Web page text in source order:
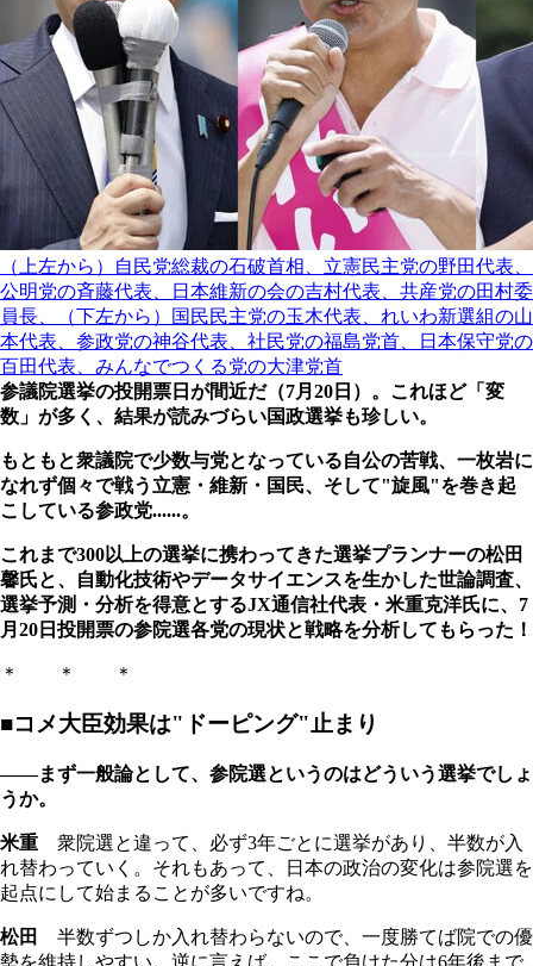
（上左から）自民党総裁の石破首相、立憲民主党の野田代表、
公明党の斉藤代表、日本維新の会の吉村代表、共産党の田村委
員長、（下左から）国民民主党の玉木代表、れいわ新選組の山
本代表、参政党の神谷代表、社民党の福島党首、日本保守党の
百田代表、みんなでつくる党の大津党首
参議院選挙の投開票日が間近だ（7月20日）。これほど「変
数」が多く、結果が読みづらい国政選挙も珍しい。
もともと衆議院で少数与党となっている自公の苦戦、一枚岩に
なれず個々で戦う立憲・維新・国民、そして"旋風"を巻き起
こしている参政党......。
これまで300以上の選挙に携わってきた選挙プランナーの松田
馨氏と、自動化技術やデータサイエンスを生かした世論調査、
選挙予測・分析を得意とするJX通信社代表・米重克洋氏に、7
月20日投開票の参院選各党の現状と戦略を分析してもらった！
＊ ＊ ＊
■コメ大臣効果は"ドーピング"止まり
――まず一般論として、参院選というのはどういう選挙でしょ
うか。
米重 衆院選と違って、必ず3年ごとに選挙があり、半数が入
れ替わっていく。それもあって、日本の政治の変化は参院選を
起点にして始まることが多いですね。
松田
半数ずつしか入れ替わらないので、一度勝てば院での優